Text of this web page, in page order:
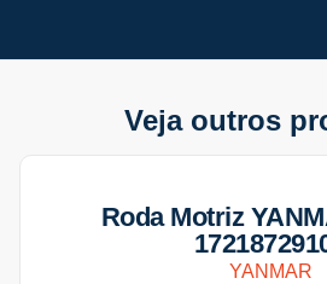
Veja outros
Roda Motriz
YANMAR